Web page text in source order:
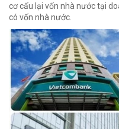
cơ cấu lại vốn nhà nước tại
có vốn nhà nước.